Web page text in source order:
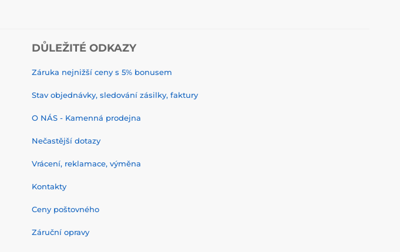
DŮLEŽITÉ ODKAZY
Záruka nejnižší ceny s 5% bonusem
Stav objednávky, sledování zásilky, faktury
O NÁS - Kamenná prodejna
Nečastější dotazy
Vrácení, reklamace, výměna
Kontakty
Ceny poštovného
Záruční opravy